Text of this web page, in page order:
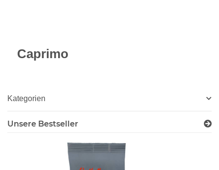
Caprimo
Kategorien
Unsere Bestseller